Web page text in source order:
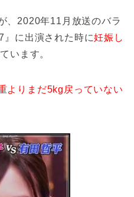
、2020年11月放送のバラ
』に出演された時に妊娠し
います。
よりまだ5kg戻っていない